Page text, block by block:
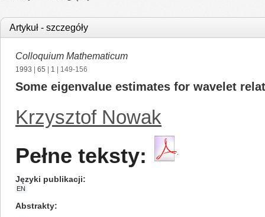
Artykuł - szczegóły
Colloquium Mathematicum
1993 65 1 | 149-156
Some eigenvalue estimates for wavelet
Krzysztof Nowak
Pełne teksty:
Języki publikacji
EN
Abstrakty